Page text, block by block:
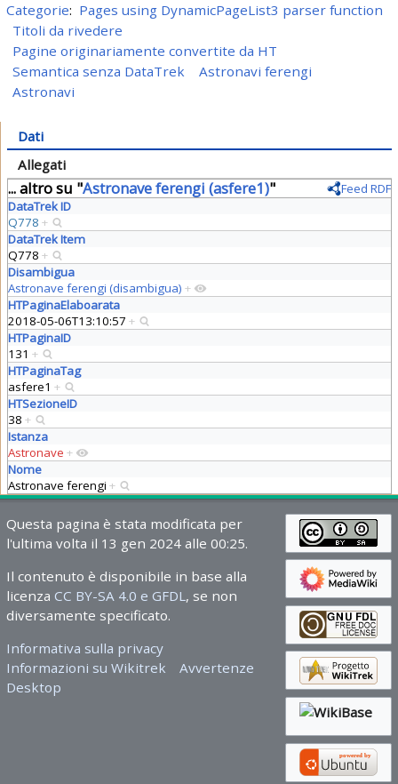
Categorie: Pages using DynamicPageList3 parser function
Titoli da rivedere
Pagine originariamente convertite da HT
Semantica senza DataTrek
Astronavi ferengi
Astronavi
Dati
Allegati
... altro su "Astronave ferengi (asfere1)"
Feed RDF
DataTrek ID
Q778 +
DataTrek Item
Q778 +
Disambigua
Astronave ferengi (disambigua) +
HTPaginaElaboarata
2018-05-06T13:10:57 +
HTPaginaID
131 +
HTPaginaTag
asfere1 +
HTSezioneID
38 +
Istanza
Astronave +
Nome
Astronave ferengi +
Questa pagina è stata modificata per
l'ultima volta il 13 gen 2024 alle 00:25.
Il contenuto è disponibile in base alla
licenza CC BY-SA 4.0 e GFDL , se non
diversamente specificato.
Informativa sulla privacy
Informazioni su Wikitrek
Avvertenze
Desktop